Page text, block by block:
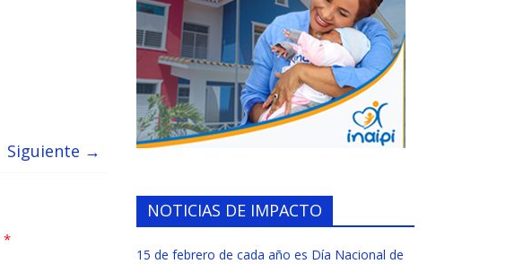
Siguiente →
*
NOTICIAS DE IMPACTO
15 de febrero de cada año es Día Nacional de